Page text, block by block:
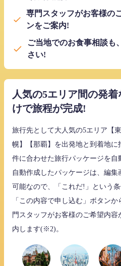
専門スタッフがお客様の
ンをご案内!
ご当地でのお食事相談も
さい!
人気の5エリア間の発
けで旅程が完成!
旅行先として大人気の5エリア【
幌】【那覇】を出発地と到着地
件に合わせた旅行パッケージを自
自動作成したパッケージは、編
可能なので、「これだ!」という
「この内容で申し込む」ボタン
門スタッフがお客様のご希望内
内します(※2)。